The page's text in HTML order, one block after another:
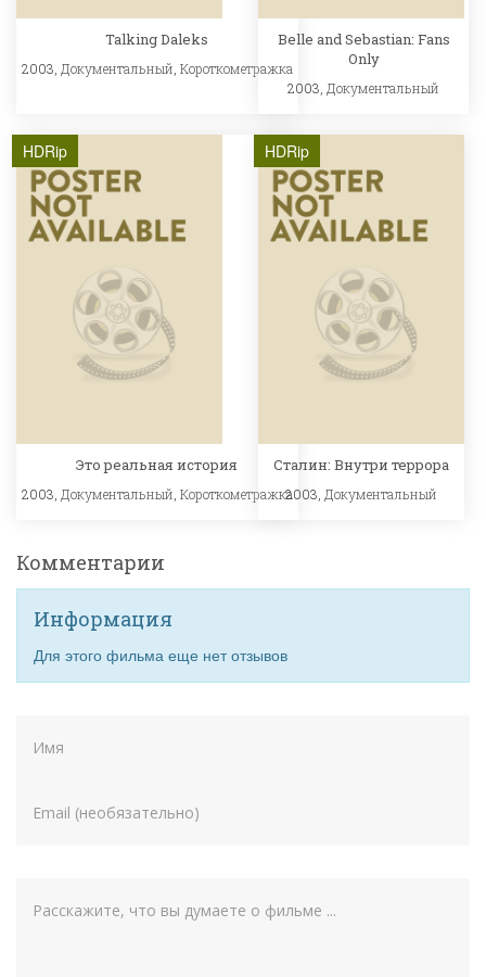
Talking Daleks
2003, Документальный Короткометражка
Belle and Sebastian: Fans
Only
2003, Документальный
HDRip
Это реальная история
2003, Документальный Короткометражка
HDRip
Сталин: Внутри террора
2003, Документальный
Комментарии
Информация
Для этого фильма еще нет отзывов